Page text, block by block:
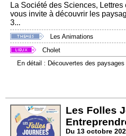
La Société des Sciences,
vous invite à découvrir les
3...
Les Animations
Cholet
En détail : Découvertes des
Les Folles
Du 13 octobre